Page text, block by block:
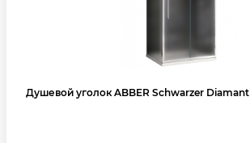
Душевой уголок ABBER Schwarzer